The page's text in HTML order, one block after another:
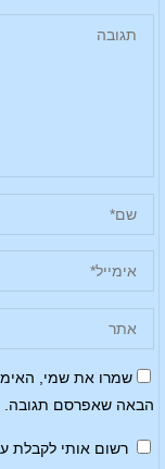
שמרו את שמי,
הבאה שאפרסם תגובה.
רשום אותי לקבלת